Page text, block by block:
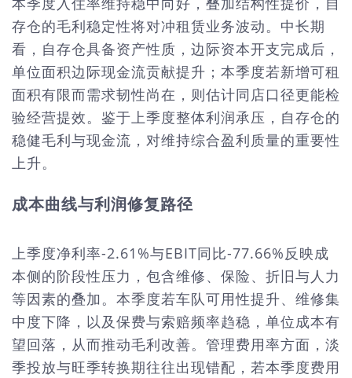
存仓的毛利稳定性将对冲租赁业务波动。中长期
看，自存仓具备资产性质，边际资本开支完成后，
单位面积边际现金流贡献提升；本季度若新增可租
面积有限而需求韧性尚在，则估计同店口径更能检
验经营提效。鉴于上季度整体利润承压，自存仓的
稳健毛利与现金流，对维持综合盈利质量的重要性
上升。
成本曲线与利润修复路径
上季度净利率-2.61%与EBIT同比-77.66%反映成
本侧的阶段性压力，包含维修、保险、折旧与人力
等因素的叠加。本季度若车队可用性提升、维修集
中度下降，以及保费与索赔频率趋稳，单位成本有
望回落，从而推动毛利改善。管理费用率方面，淡
季投放与旺季转换期往往出现错配，若本季度费用